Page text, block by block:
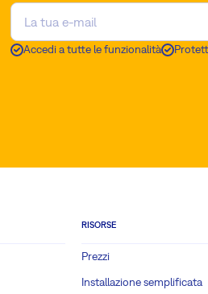
Accedi a tutte le funzionalità
RISORSE
Prezzi
Installazione semplificata